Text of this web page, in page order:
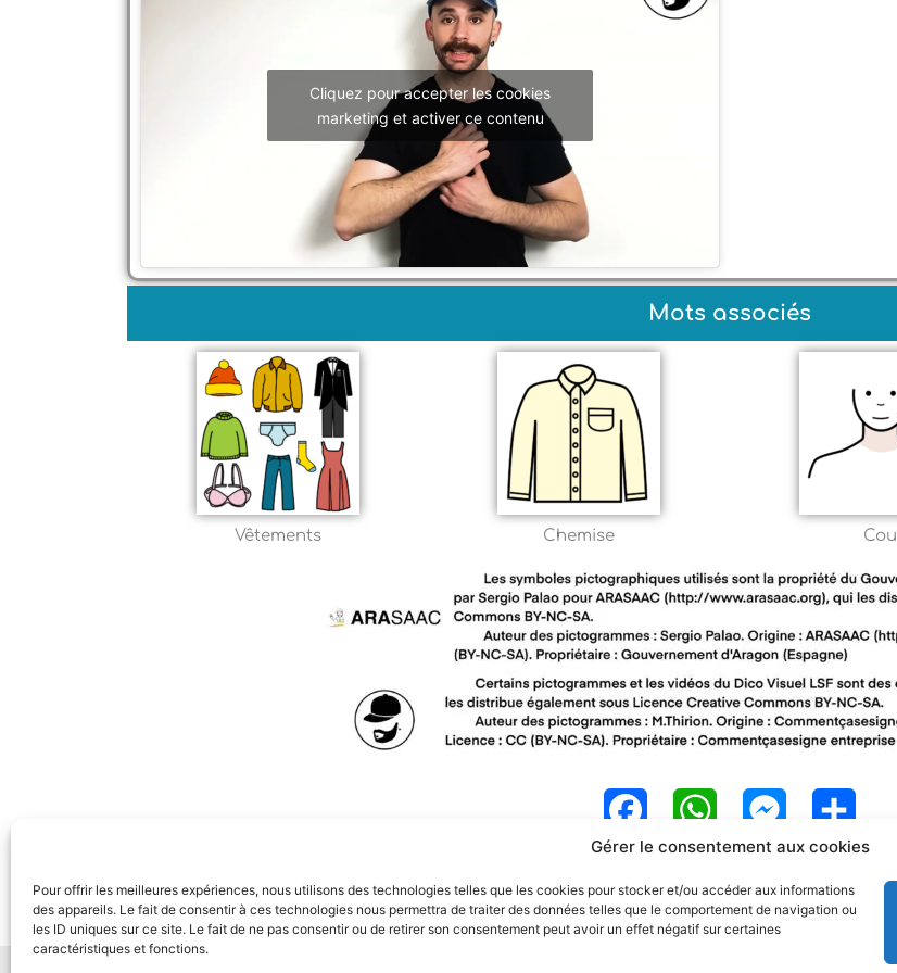
Gérer le consentement aux cookies
Pour offrir les meilleures expériences, nous utilisons des technologies telles que les cookies pour stocker et/ou accéder aux informations
des appareils. Le fait de consentir à ces technologies nous permettra de traiter des données telles que le comportement de navigation ou
les ID uniques sur ce site. Le fait de ne pas consentir ou de retirer son consentement peut avoir un effet négatif sur certaines
caractéristiques et fonctions.
Cliquez pour accepter les cookies
marketing et activer ce contenu
Mots associés
Vêtements Chemise Cou
F
a
c
e
W
h
a
t
M
e
s
s
P
a
r